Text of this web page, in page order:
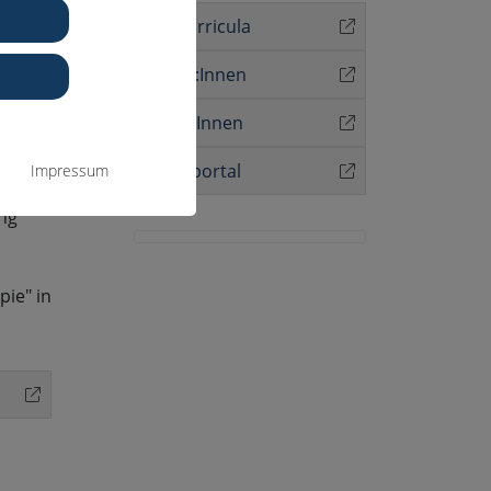
Impressum
in
Aktuelle Curricula
Supervisor:Innen
Therapeut:Innen
Schulungsportal